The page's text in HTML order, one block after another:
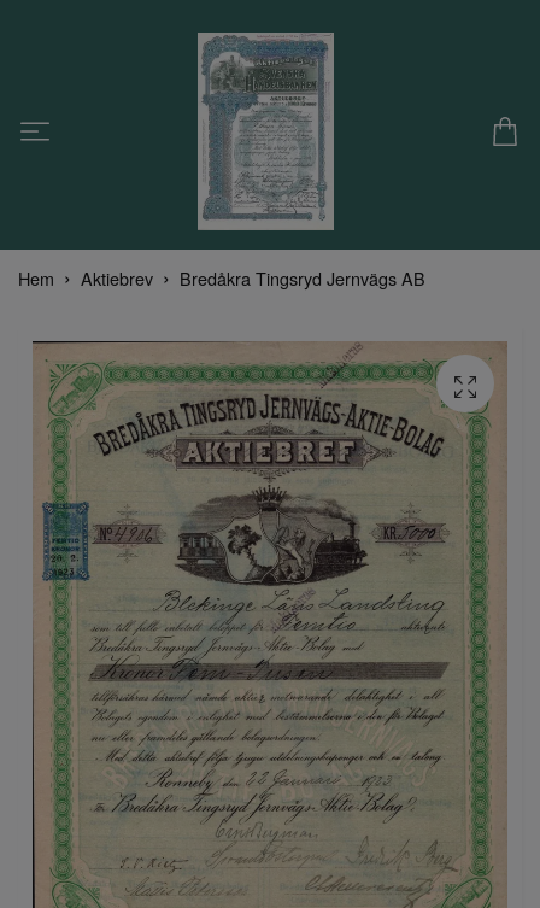
Hem Aktiebrev Bredåkra Tingsryd Jernvägs AB